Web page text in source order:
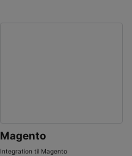
Magento
Integration til Magento